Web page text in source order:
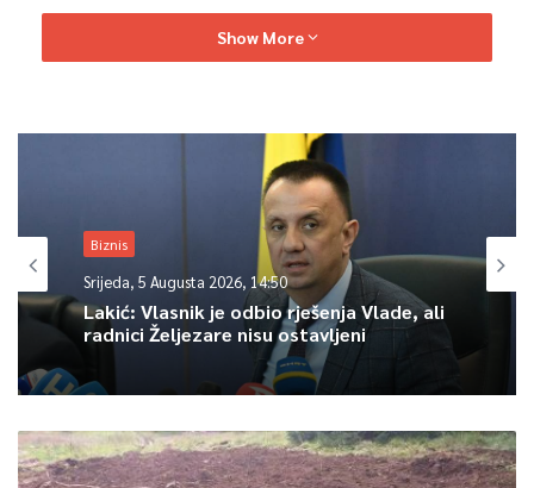
trena i to je to. Zaključili smo da na deklaraciju nećemo ni ići”,
kazao da “Milanović nije trebao gurati nešto što ne može
proći, a to je takozvano legitimno predstavljanje i
0
Article Rating
Show More
Biznis
Srijeda, 5 Augusta 2026, 14:50
Lakić: Vlasnik je odbio rješenja Vlade, ali
radnici Željezare nisu ostavljeni